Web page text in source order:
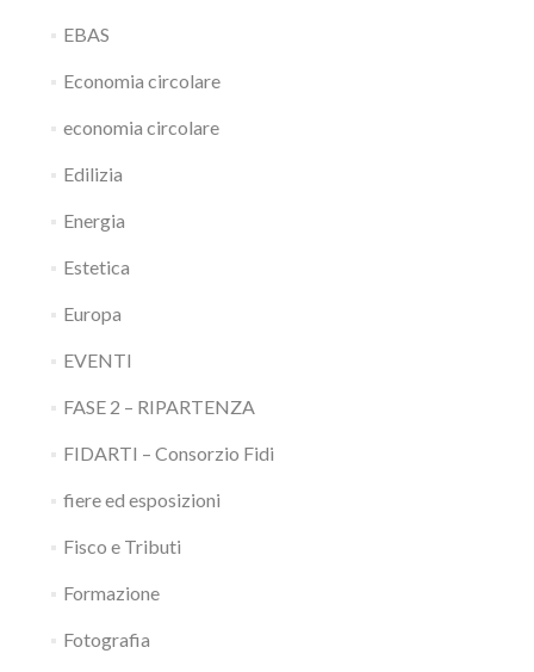
EBAS
Economia circolare
economia circolare
Edilizia
Energia
Estetica
Europa
EVENTI
FASE 2 – RIPARTENZA
FIDARTI – Consorzio Fidi
fiere ed esposizioni
Fisco e Tributi
Formazione
Fotografia